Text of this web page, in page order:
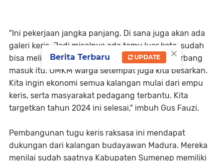
"Ini pekerjaan jangka panjang. Di sana juga akan ada
galeri keris. Jadi misalnya ada tamu luar kota, sudah
bisa melihat koleksi keris-keris Sumenep di gerbang
masuk itu. UMKM warga setempat juga kita besarkan.
Kita ingin ekonomi semua kalangan mulai dari empu
keris, serta masyarakat pedagang terbantu. Kita
targetkan tahun 2024 ini selesai," imbuh Gus Fauzi.
Pembangunan tugu keris raksasa ini mendapat
dukungan dari kalangan budayawan Madura. Mereka
menilai sudah saatnya Kabupaten Sumenep memiliki
×
Berita Terbaru UPDATE